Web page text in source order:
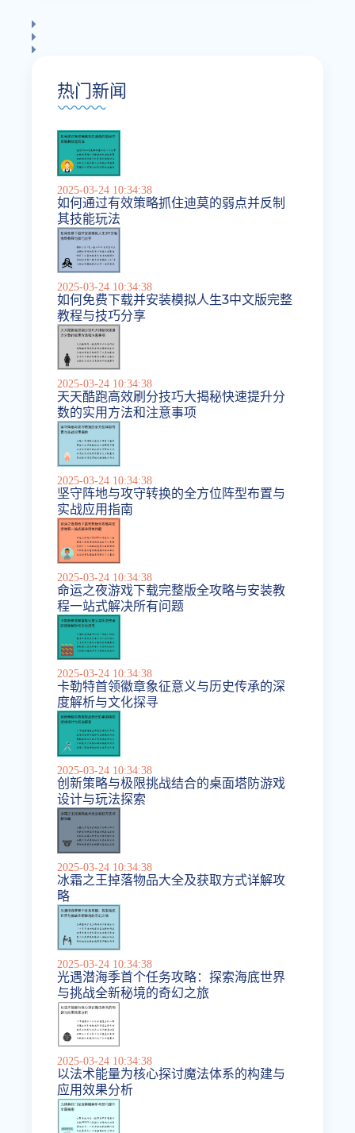
热门新闻
2025-03-24 10:34:38
如何通过有效策略抓住迪莫的弱点并反制
其技能玩法
2025-03-24 10:34:38
如何免费下载并安装模拟人生3中文版完整
教程与技巧分享
2025-03-24 10:34:38
天天酷跑高效刷分技巧大揭秘快速提升分
数的实用方法和注意事项
2025-03-24 10:34:38
坚守阵地与攻守转换的全方位阵型布置与
实战应用指南
2025-03-24 10:34:38
命运之夜游戏下载完整版全攻略与安装教
程一站式解决所有问题
2025-03-24 10:34:38
卡勒特首领徽章象征意义与历史传承的深
度解析与文化探寻
2025-03-24 10:34:38
创新策略与极限挑战结合的桌面塔防游戏
设计与玩法探索
2025-03-24 10:34:38
冰霜之王掉落物品大全及获取方式详解攻
略
2025-03-24 10:34:38
光遇潜海季首个任务攻略：探索海底世界
与挑战全新秘境的奇幻之旅
2025-03-24 10:34:38
以法术能量为核心探讨魔法体系的构建与
应用效果分析